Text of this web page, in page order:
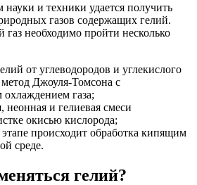
науки и техники удается получить
газов содержащих гелий.
необходимо пройти несколько
от углеводородов и углекислого
метод Джоуля-Томсона с
газа;
неонная и гелиевая смеси
окисью кислорода;
происходит обработка кипящим
среде.
гелий?